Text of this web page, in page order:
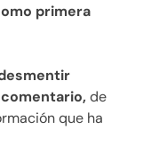
primera
de
que ha